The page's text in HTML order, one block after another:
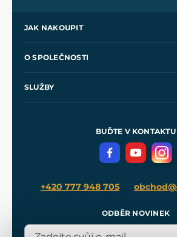
JAK NAKOUPIT
Velkoobchod
O SPOLEČNOSTI
SLUŽBY
Meče pro Kingdom Come
BUĎTE V KONTAKTU
+420 777 948 705
ODBĚR NOVINEK